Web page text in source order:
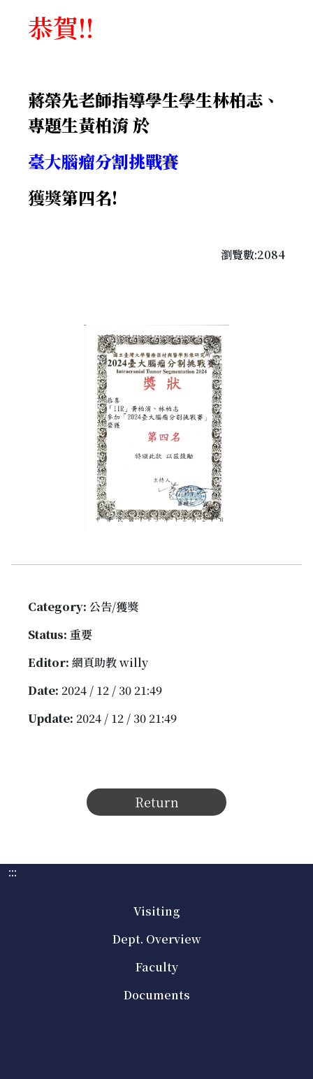
恭賀!!
蔣榮先老師指導學生學生林柏志、
專題生黃柏淯 於
臺大腦瘤分割挑戰賽
獲獎第四名!
瀏覽數:2084
Category: 公告/獲獎
Status: 重要
Editor: 網頁助教 willy
Date: 2024 / 12 / 30 21:49
Update: 2024 / 12 / 30 21:49
Return
:::
Visiting
Dept. Overview
Faculty
Documents